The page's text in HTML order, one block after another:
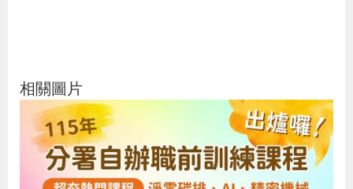
相關圖片